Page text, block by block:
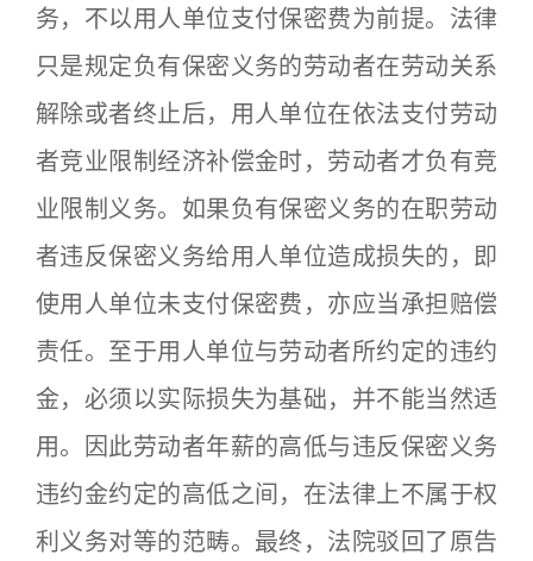
务，不以用人单位支付保密费为前提。法律
只是规定负有保密义务的劳动者在劳动关系
解除或者终止后，用人单位在依法支付劳动
者竞业限制经济补偿金时，劳动者才负有竞
业限制义务。如果负有保密义务的在职劳动
者违反保密义务给用人单位造成损失的，即
使用人单位未支付保密费，亦应当承担赔偿
责任。至于用人单位与劳动者所约定的违约
金，必须以实际损失为基础，并不能当然适
用。因此劳动者年薪的高低与违反保密义务
违约金约定的高低之间，在法律上不属于权
利义务对等的范畴。最终，法院驳回了原告